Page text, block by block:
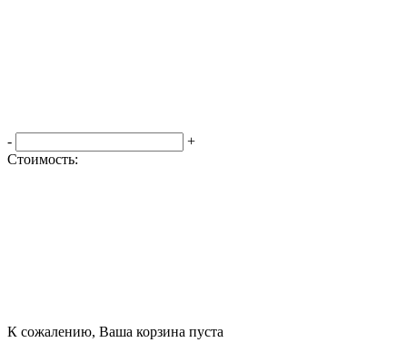
-
+
Стоимость:
К сожалению, Ваша корзина пуста